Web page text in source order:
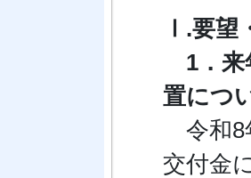
Ⅰ.要望
1．来
置につ
令和8
交付金